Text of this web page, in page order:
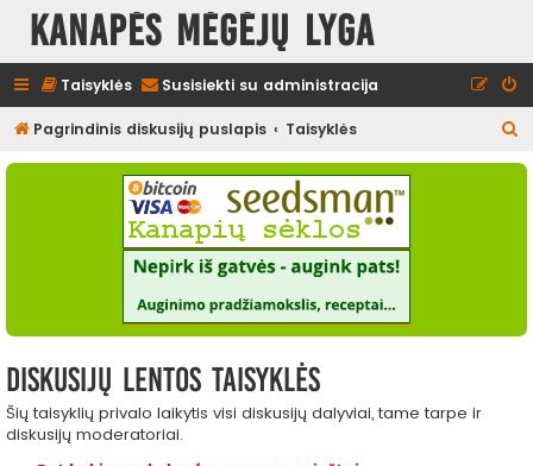
Kanapės mėgėjų lyga
Taisyklės Susisiekti su administracija
Pagrindinis diskusijų puslapis Taisyklės
e
Diskusijų lentos taisyklės
Šių taisyklių privalo laikytis visi diskusijų dalyviai, tame tarpe ir
diskusijų moderatoriai.